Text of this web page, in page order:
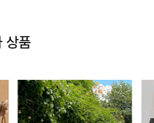
상품